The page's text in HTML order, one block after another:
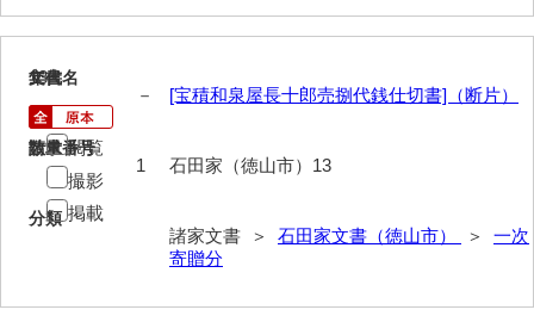
勝間田家文書
桂家文書（宇部市1）
桂家文書（大阪市）
13
文書名
[宝積和泉屋長十郎売捌代銭仕切書]（断片）
請求番号
石田家（徳山市）13
分類
諸家文書 ＞ 石田家文書（徳山市） ＞ 一次
寄贈分
年代
－
数量
1
閲覧
撮影
掲載